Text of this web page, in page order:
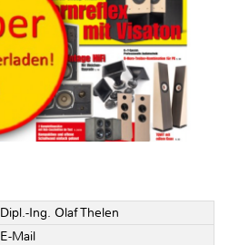
Dipl.-Ing. Olaf Thelen
E-Mail